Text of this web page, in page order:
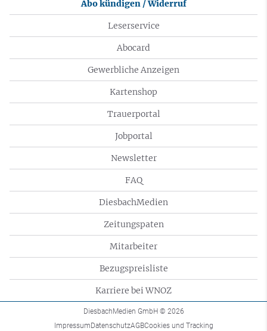
Abo kündigen / Widerruf
Leserservice
Abocard
Gewerbliche Anzeigen
Kartenshop
Trauerportal
Jobportal
Newsletter
FAQ
DiesbachMedien
Zeitungspaten
Mitarbeiter
Bezugspreisliste
Karriere bei WNOZ
DiesbachMedien GmbH © 2026
ImpressumDatenschutzAGBCookies und Tracking